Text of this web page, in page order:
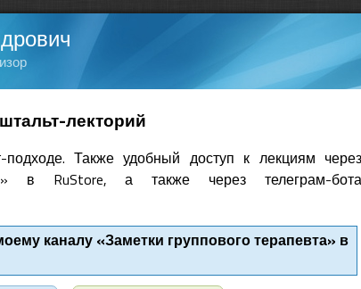
лекторий
Также удобный доступ к лекциям через
» в RuStore, а также через телеграм-бота
каналу «Заметки группового терапевта» в